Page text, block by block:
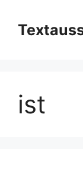
Inhalt
springen
ist